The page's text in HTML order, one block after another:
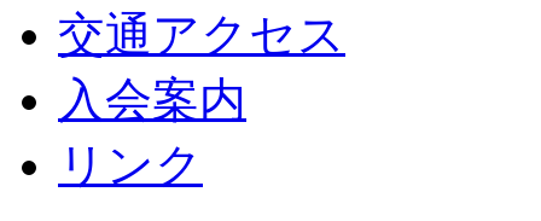
交通アクセス
入会案内
リンク